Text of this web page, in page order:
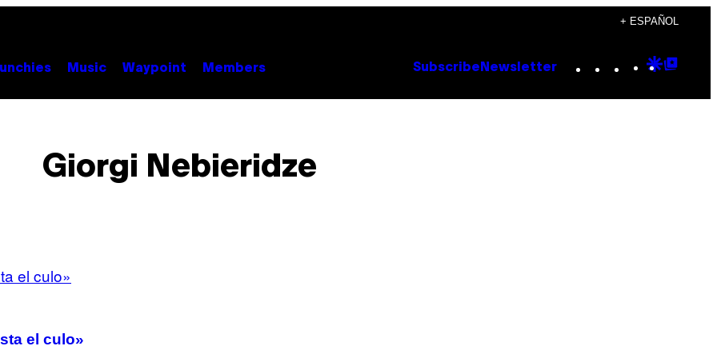
+ ESPAÑOL
Music Waypoint Members Subscribe Newsletter Instagram
TikTok
YouTube
Google
Giorgi Nebieridze
el culo»